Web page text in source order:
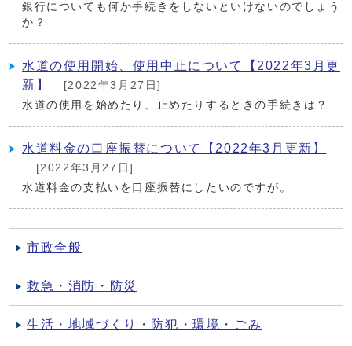
銀行についても何か手続きをしないといけないのでしょう
か？
水道の使用開始、使用中止について【2022年3月更
新】
[2022年3月27日]
水道の使用を始めたり、止めたりするときの手続きは？
水道料金の口座振替について【2022年3月更新】
[2022年3月27日]
水道料金の支払いを口座振替にしたいのですが。
市政全般
救急・消防・防災
生活・地域づくり・防犯・環境・ごみ